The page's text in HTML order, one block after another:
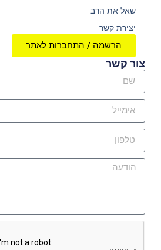
שאל את הרב
יצירת קשר
הרשמה / התחברות לאתר
צור קשר